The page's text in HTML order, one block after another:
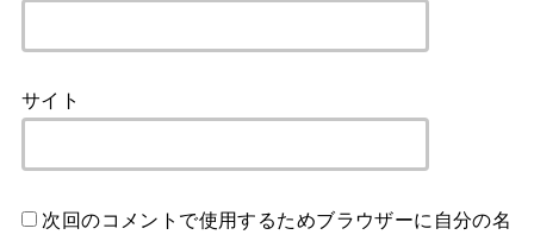
サイト
次回のコメントで使用するためブラウザーに自分の名